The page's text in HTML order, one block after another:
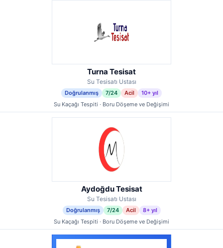
Turna Tesisat
Su Tesisatı Ustası
Doğrulanmış 7/24 Acil
10+ yıl
Su Kaçağı Tespiti · Boru Döşeme ve Değişimi
Aydoğdu Tesisat
Su Tesisatı Ustası
Doğrulanmış 7/24 Acil
8+ yıl
Su Kaçağı Tespiti · Boru Döşeme ve Değişimi